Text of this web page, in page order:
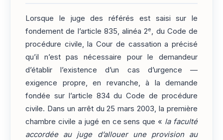
Lorsque le juge des référés est saisi sur le
fondement de l’article 835, alinéa 2e, du Code de
procédure civile, la Cour de cassation a précisé
qu’il n’est pas nécessaire pour le demandeur
d’établir l’existence d’un cas d’urgence —
exigence propre, en revanche, à la demande
fondée sur l’article 834 du Code de procédure
civile. Dans un arrêt du 25 mars 2003, la première
chambre civile a jugé en ce sens que « la faculté
accordée au juge d’allouer une provision au